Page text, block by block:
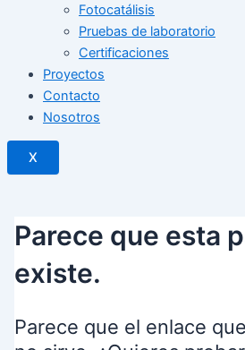
Fotocatálisis
Pruebas de laboratorio
Certificaciones
Proyectos
Contacto
Nosotros
X
Parece que esta
existe.
Parece que el enlace